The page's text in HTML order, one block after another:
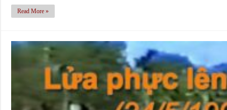
Read More »